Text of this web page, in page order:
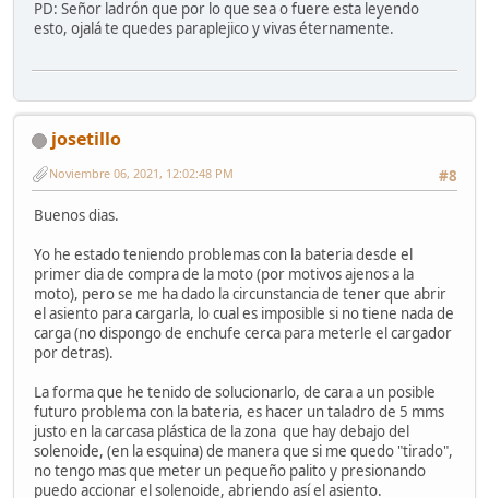
PD: Señor ladrón que por lo que sea o fuere esta leyendo
esto, ojalá te quedes paraplejico y vivas éternamente.
josetillo
#8
Noviembre 06, 2021, 12:02:48 PM
Buenos dias.
Yo he estado teniendo problemas con la bateria desde el
primer dia de compra de la moto (por motivos ajenos a la
moto), pero se me ha dado la circunstancia de tener que abrir
el asiento para cargarla, lo cual es imposible si no tiene nada de
carga (no dispongo de enchufe cerca para meterle el cargador
por detras).
La forma que he tenido de solucionarlo, de cara a un posible
futuro problema con la bateria, es hacer un taladro de 5 mms
justo en la carcasa plástica de la zona que hay debajo del
solenoide, (en la esquina) de manera que si me quedo "tirado",
no tengo mas que meter un pequeño palito y presionando
puedo accionar el solenoide, abriendo así el asiento.